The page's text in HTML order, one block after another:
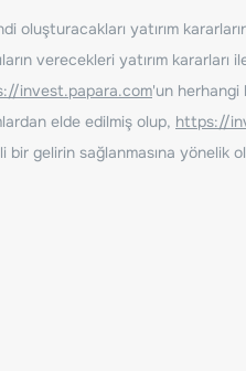
yatırım
verecekleri yatırım
invest.papara.com'un herhangi
elde edilmiş olup, https://
bir gelirin sağlanmasına yönelik